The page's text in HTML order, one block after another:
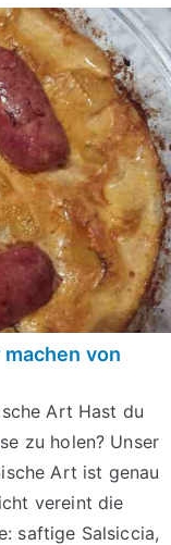
von
Art Hast du
zu holen? Unser
Art ist genau
vereint die
saftige Salsiccia,